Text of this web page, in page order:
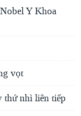
Y Khoa
vọt
thứ nhì liên tiếp